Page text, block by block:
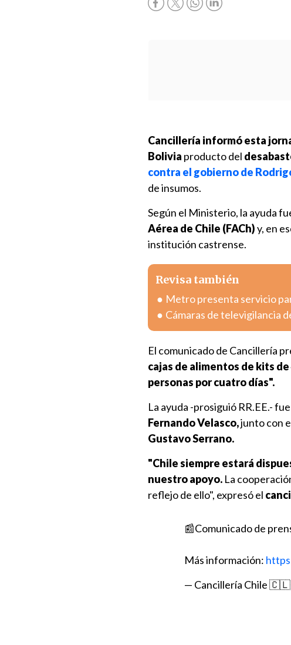
Cancillería informó esta
Bolivia producto del
contra el gobierno de
de insumos.
Según el Ministerio, la ayuda
Aérea de Chile (FACh)y, en
institución castrense.
Revisa también
Metro presenta servicio
Cámaras de televigilancia
El comunicado de Cancillería
cajas de alimentos de kits de
personas por cuatro días".
La ayuda -prosiguió RR.EE.- fue
Fernando Velasco,junto con
Gustavo Serrano.
"Chile siempre estará
nuestro apoyo. La
reflejo de ello", expresó el
📰Comunicado de
Más información:
— Cancillería Chile 🇨🇱